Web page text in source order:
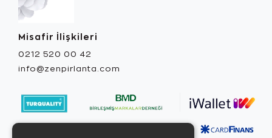
Misafir İlişkileri
0212 520 00 42
info@zenpirlanta.com